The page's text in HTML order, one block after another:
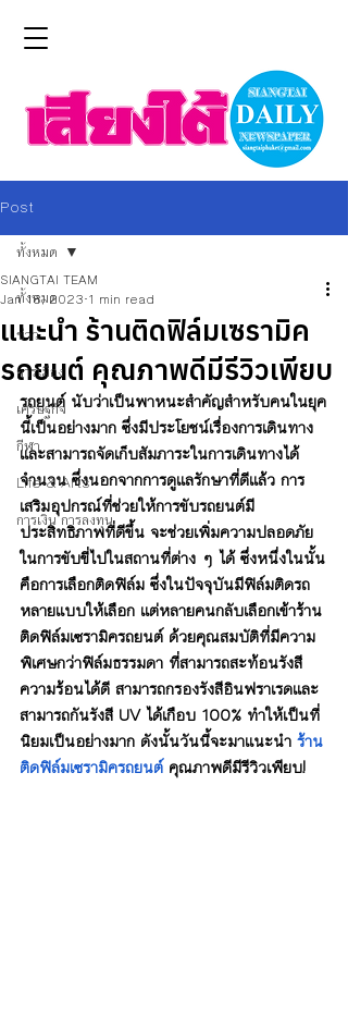
Post
ทั้งหมด
ข่าว
การเมือง
เศรษฐกิจ
กีฬา
Life & Arts
การเงิน การลงทุน
ทั้งหมด
แนะนำ ร้านติดฟิล์มเซรามิค
รถยนต์ คุณภาพดีมีรีวิวเพียบ
SIANGTAI TEAM
Jan 18, 2023 1 min read
รถยนต์ นับว่าเป็นพาหนะสำคัญสำหรับคนในยุค
นี้เป็นอย่างมาก ซึ่งมีประโยชน์เรื่องการเดินทาง
และสามารถจัดเก็บสัมภาระในการเดินทางได้
จำนวน ซึ่งนอกจากการดูแลรักษาที่ดีแล้ว การ
เสริมอุปกรณ์ที่ช่วยให้การขับรถยนต์มี
ประสิทธิภาพที่ดีขึ้น จะช่วยเพิ่มความปลอดภัย
ในการขับขี่ไปในสถานที่ต่าง ๆ ได้ ซึ่งหนึ่งในนั้น
คือการเลือกติดฟิล์ม ซึ่งในปัจจุบันมีฟิล์มติดรถ
หลายแบบให้เลือก แต่หลายคนกลับเลือกเข้าร้าน
ติดฟิล์มเซรามิครถยนต์ ด้วยคุณสมบัติที่มีความ
พิเศษกว่าฟิล์มธรรมดา ที่สามารถสะท้อนรังสี
ความร้อนได้ดี สามารถกรองรังสีอินฟราเรดและ
สามารถกันรังสี UV ได้เกือบ 100% ทำให้เป็นที่
นิยมเป็นอย่างมาก ดังนั้นวันนี้จะมาแนะนำ ร้าน
ติดฟิล์มเซรามิครถยนต์ คุณภาพดีมีรีวิวเพียบ!